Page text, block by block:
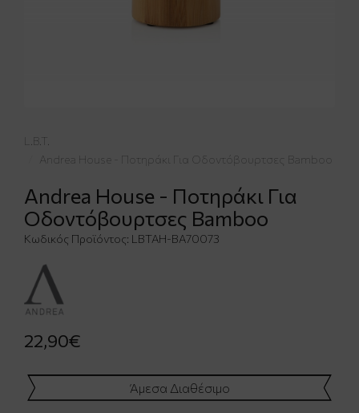
L.B.T.
Andrea House - Ποτηράκι Για Οδοντόβουρτσες Bamboo
Andrea House - Ποτηράκι Για
Οδοντόβουρτσες Bamboo
Κωδικός Προϊόντος: LBTAH-BA70073
22,90€
Άμεσα Διαθέσιμο